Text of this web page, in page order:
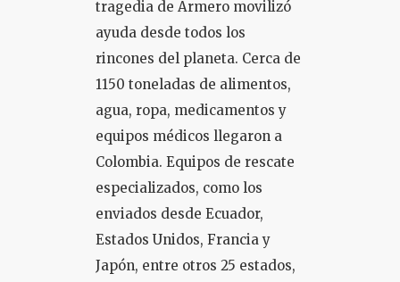
tragedia de Armero movilizó
ayuda desde todos los
rincones del planeta. Cerca de
1150 toneladas de alimentos,
agua, ropa, medicamentos y
equipos médicos llegaron a
Colombia. Equipos de rescate
especializados, como los
enviados desde Ecuador,
Estados Unidos, Francia y
Japón, entre otros 25 estados,